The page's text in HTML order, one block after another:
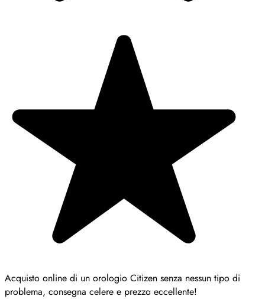
Acquisto online di un orologio Citizen senza nessun tipo di
problema, consegna celere e prezzo eccellente!